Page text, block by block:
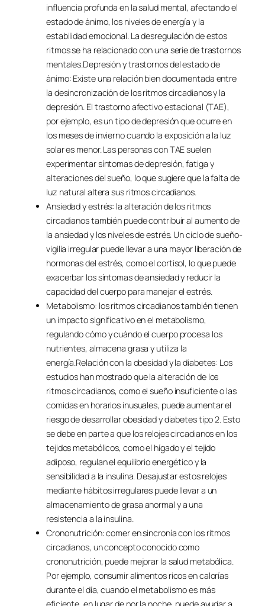
influencia profunda en la salud mental, afectando el
estado de ánimo, los niveles de energía y la
estabilidad emocional. La desregulación de estos
ritmos se ha relacionado con una serie de trastornos
mentales.Depresión y trastornos del estado de
ánimo: Existe una relación bien documentada entre
la desincronización de los ritmos circadianos y la
depresión. El trastorno afectivo estacional (TAE),
por ejemplo, es un tipo de depresión que ocurre en
los meses de invierno cuando la exposición a la luz
solar es menor. Las personas con TAE suelen
experimentar síntomas de depresión, fatiga y
alteraciones del sueño, lo que sugiere que la falta de
luz natural altera sus ritmos circadianos.
Ansiedad y estrés: la alteración de los ritmos
circadianos también puede contribuir al aumento de
la ansiedad y los niveles de estrés. Un ciclo de sueño-
vigilia irregular puede llevar a una mayor liberación de
hormonas del estrés, como el cortisol, lo que puede
exacerbar los síntomas de ansiedad y reducir la
capacidad del cuerpo para manejar el estrés.
Metabolismo: los ritmos circadianos también tienen
un impacto significativo en el metabolismo,
regulando cómo y cuándo el cuerpo procesa los
nutrientes, almacena grasa y utiliza la
energía.Relación con la obesidad y la diabetes: Los
estudios han mostrado que la alteración de los
ritmos circadianos, como el sueño insuficiente o las
comidas en horarios inusuales, puede aumentar el
riesgo de desarrollar obesidad y diabetes tipo 2. Esto
se debe en parte a que los relojes circadianos en los
tejidos metabólicos, como el hígado y el tejido
adiposo, regulan el equilibrio energético y la
sensibilidad a la insulina. Desajustar estos relojes
mediante hábitos irregulares puede llevar a un
almacenamiento de grasa anormal y a una
resistencia a la insulina.
Crononutrición: comer en sincronía con los ritmos
circadianos, un concepto conocido como
crononutrición, puede mejorar la salud metabólica.
Por ejemplo, consumir alimentos ricos en calorías
durante el día, cuando el metabolismo es más